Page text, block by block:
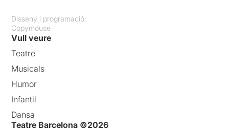
Disseny i programació:
Copymouse
Vull veure
Teatre
Musicals
Humor
Infantil
Dansa
Teatre Barcelona ©2026